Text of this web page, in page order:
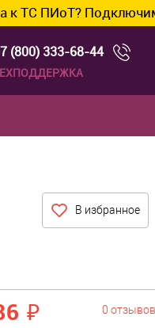
и настроим без
(800) 333-68-44
В избранное
₽ 0 отзывов